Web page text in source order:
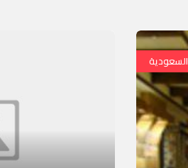
السعودية